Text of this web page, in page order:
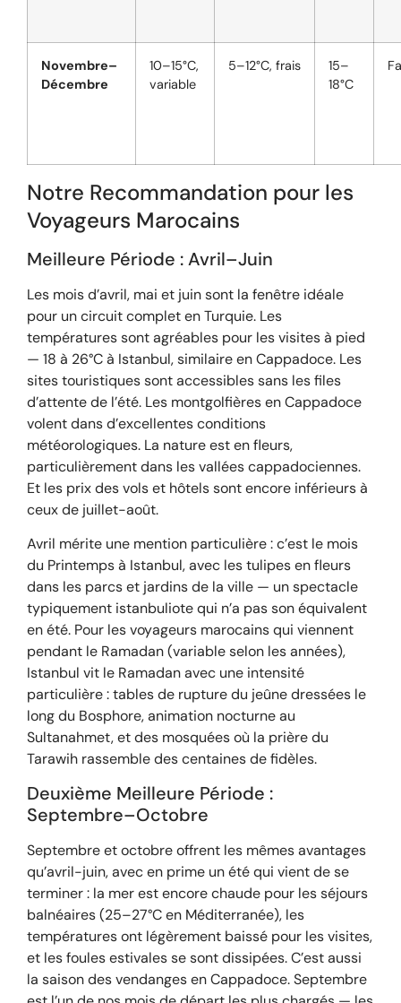
Novembre–
Décembre
10–15°C,
variable
5–12°C, frais
15–
18°C
Notre Recommandation pour les
Voyageurs Marocains
Meilleure Période : Avril–Juin
Les mois d’avril, mai et juin sont la fenêtre idéale
pour un circuit complet en Turquie. Les
températures sont agréables pour les visites à pied
— 18 à 26°C à Istanbul, similaire en Cappadoce. Les
sites touristiques sont accessibles sans les files
d’attente de l’été. Les montgolfières en Cappadoce
volent dans d’excellentes conditions
météorologiques. La nature est en fleurs,
particulièrement dans les vallées cappadociennes.
Et les prix des vols et hôtels sont encore inférieurs à
ceux de juillet-août.
Avril mérite une mention particulière : c’est le mois
du Printemps à Istanbul, avec les tulipes en fleurs
dans les parcs et jardins de la ville — un spectacle
typiquement istanbuliote qui n’a pas son équivalent
en été. Pour les voyageurs marocains qui viennent
pendant le Ramadan (variable selon les années),
Istanbul vit le Ramadan avec une intensité
particulière : tables de rupture du jeûne dressées le
long du Bosphore, animation nocturne au
Sultanahmet, et des mosquées où la prière du
Tarawih rassemble des centaines de fidèles.
Deuxième Meilleure Période :
Septembre–Octobre
Septembre et octobre offrent les mêmes avantages
qu’avril-juin, avec en prime un été qui vient de se
terminer : la mer est encore chaude pour les séjours
balnéaires (25–27°C en Méditerranée), les
températures ont légèrement baissé pour les visites,
et les foules estivales se sont dissipées. C’est aussi
la saison des vendanges en Cappadoce. Septembre